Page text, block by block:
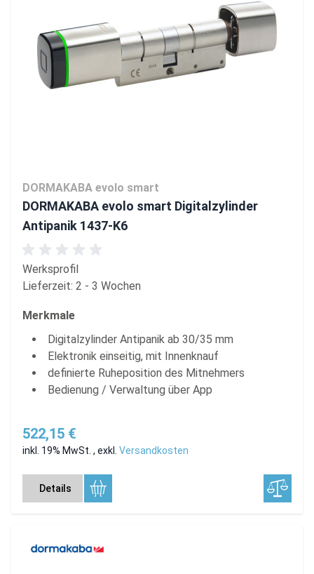
DORMAKABA evolo smart
DORMAKABA evolo smart Digitalzylinder
Antipanik 1437-K6
Werksprofil
Lieferzeit: 2 - 3 Wochen
Merkmale
Digitalzylinder Antipanik ab 30/35 mm
Elektronik einseitig, mit Innenknauf
definierte Ruheposition des Mitnehmers
Bedienung / Verwaltung über App
522,15 €
inkl. 19% MwSt. , exkl. Versandkosten
Details